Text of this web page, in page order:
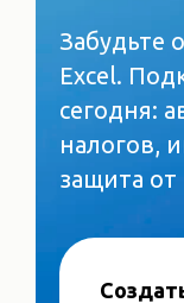
Забудьте
Excel.
сегодня:
налогов,
защита